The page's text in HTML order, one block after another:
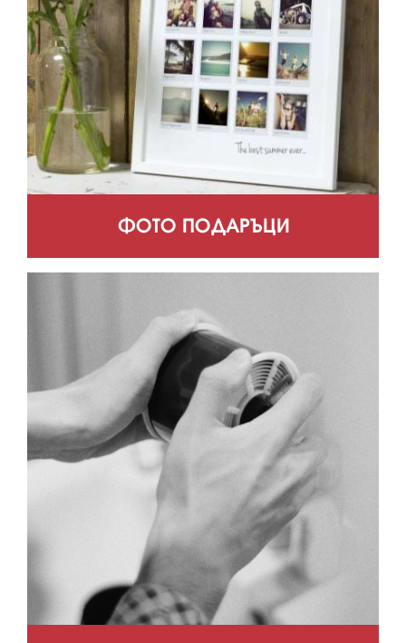
ФОТО ПОДАРЪЦИ